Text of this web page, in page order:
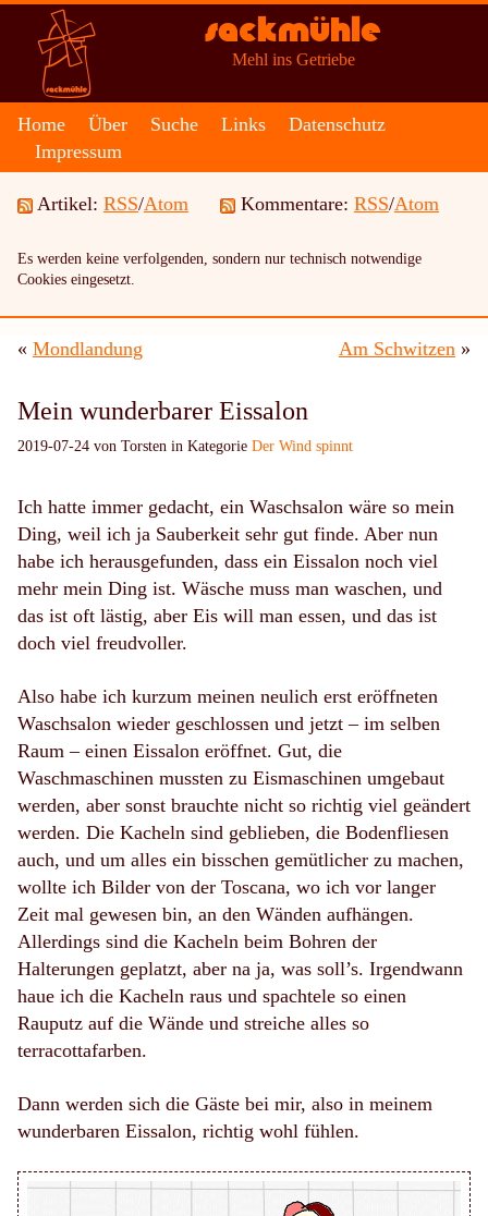
Sackmühle
Mehl ins Getriebe
Home Über Suche Links
Datenschutz
Impressum
Artikel: RSS/Atom Kommentare: RSS/Atom
Es werden keine verfolgenden, sondern nur technisch notwendige
Cookies eingesetzt.
« Mondlandung Am Schwitzen »
Mein wunderbarer Eissalon
2019-07-24 von Torsten in Kategorie Der Wind spinnt
Ich hatte immer gedacht, ein Waschsalon wäre so mein
Ding, weil ich ja Sauberkeit sehr gut finde. Aber nun
habe ich herausgefunden, dass ein Eissalon noch viel
mehr mein Ding ist. Wäsche muss man waschen, und
das ist oft lästig, aber Eis will man essen, und das ist
doch viel freudvoller.
Also habe ich kurzum meinen neulich erst eröffneten
Waschsalon wieder geschlossen und jetzt – im selben
Raum – einen Eissalon eröffnet. Gut, die
Waschmaschinen mussten zu Eismaschinen umgebaut
werden, aber sonst brauchte nicht so richtig viel geändert
werden. Die Kacheln sind geblieben, die Bodenfliesen
auch, und um alles ein bisschen gemütlicher zu machen,
wollte ich Bilder von der Toscana, wo ich vor langer
Zeit mal gewesen bin, an den Wänden aufhängen.
Allerdings sind die Kacheln beim Bohren der
Halterungen geplatzt, aber na ja, was soll’s. Irgendwann
haue ich die Kacheln raus und spachtele so einen
Rauputz auf die Wände und streiche alles so
terracottafarben.
Dann werden sich die Gäste bei mir, also in meinem
wunderbaren Eissalon, richtig wohl fühlen.